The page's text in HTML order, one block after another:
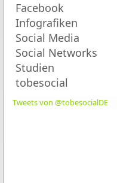
Facebook
Infografiken
Social Media
Social Networks
Studien
tobesocial
Tweets von @tobesocialDE